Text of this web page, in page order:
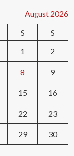
August 2026
S
S
1
2
8 9
15 16
22 23
29 30